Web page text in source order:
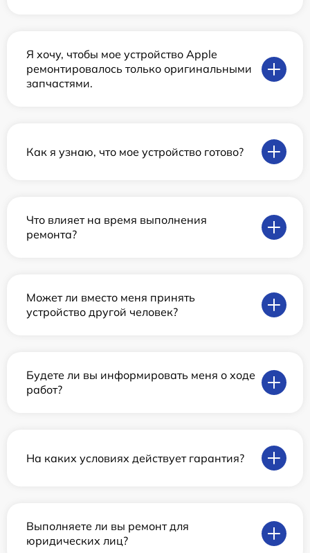
Я хочу, чтобы мое устройство Apple
ремонтировалось только оригинальными
запчастями.
Как я узнаю, что мое устройство готово?
Что влияет на время выполнения
ремонта?
Может ли вместо меня принять
устройство другой человек?
Будете ли вы информировать меня о ходе
работ?
На каких условиях действует гарантия?
Выполняете ли вы ремонт для
юридических лиц?